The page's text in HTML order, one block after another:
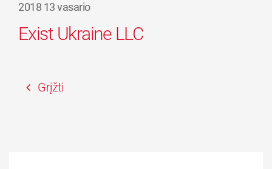
2018 13 vasario
Exist Ukraine LLC
Grįžti